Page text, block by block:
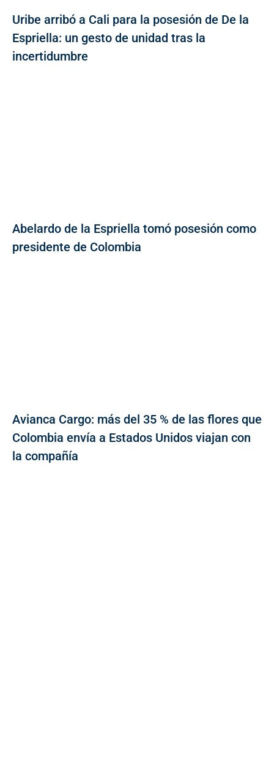
Uribe arribó a Cali para la posesión de De la
Espriella: un gesto de unidad tras la
incertidumbre
Abelardo de la Espriella tomó posesión como
presidente de Colombia
Avianca Cargo: más del 35 % de las flores que
Colombia envía a Estados Unidos viajan con
la compañía